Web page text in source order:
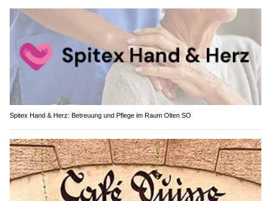
Spitex Hand & Herz: Betreuung und Pflege im Raum Olten SO